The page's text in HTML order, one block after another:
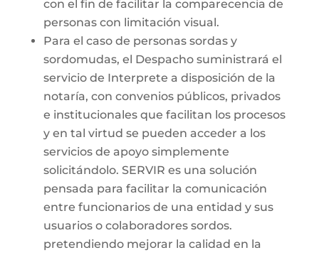
con el fin de facilitar la comparecencia de
personas con limitación visual.
Para el caso de personas sordas y
sordomudas, el Despacho suministrará el
servicio de Interprete a disposición de la
notaría, con convenios públicos, privados
e institucionales que facilitan los procesos
y en tal virtud se pueden acceder a los
servicios de apoyo simplemente
solicitándolo. SERVIR es una solución
pensada para facilitar la comunicación
entre funcionarios de una entidad y sus
usuarios o colaboradores sordos.
pretendiendo mejorar la calidad en la